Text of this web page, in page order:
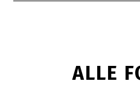
ALLE